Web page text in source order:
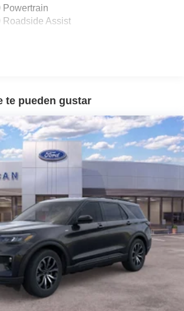
Lights
Rear Cargo Access
Variable Intermittent Wipers
Door Lock Included w/Power Door Locks
All-Terrain
Gloss Black-Painted Aluminum -inc:
accents
Powertrain
Roadside Assist
te pueden gustar